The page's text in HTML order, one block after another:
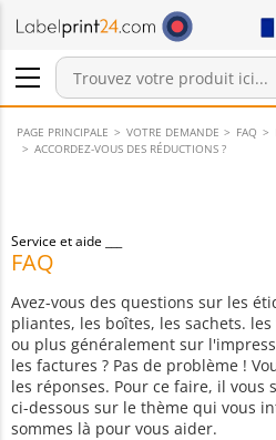
Connexion / Inscription
Produits dans le
Annonces
PAGE PRINCIPALE VOTRE DEMANDE FAQ
ACCORDEZ-VOUS DES RÉDUCTIONS ?
Service et aide
FAQ
Avez-vous des questions sur les
pliantes, les boîtes, les sachets.
ou plus généralement sur
les factures ? Pas de problème !
les réponses. Pour ce faire, il vous
ci-dessous sur le thème qui vous
sommes là pour vous aider.